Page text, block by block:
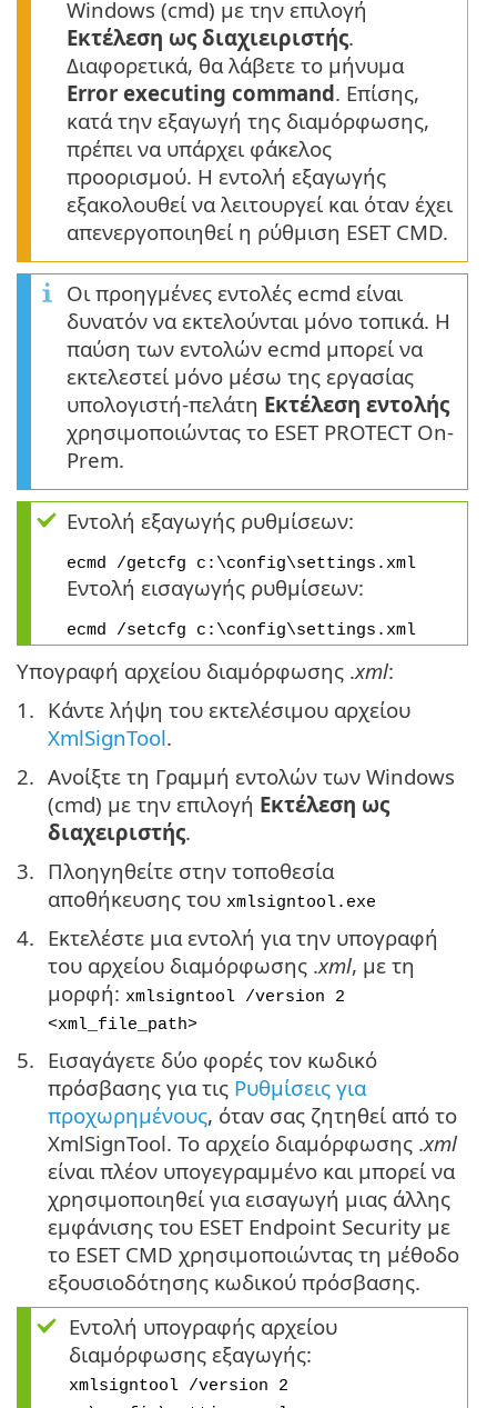
Windows (cmd) με την επιλογή
Εκτέλεση ως διαχιειριστής.
Διαφορετικά, θα λάβετε το μήνυμα
Error executing command. Επίσης,
κατά την εξαγωγή της διαμόρφωσης,
πρέπει να υπάρχει φάκελος
προορισμού. Η εντολή εξαγωγής
εξακολουθεί να λειτουργεί και όταν έχει
απενεργοποιηθεί η ρύθμιση ESET CMD.
Οι προηγμένες εντολές ecmd είναι
δυνατόν να εκτελούνται μόνο τοπικά. Η
παύση των εντολών ecmd μπορεί να
εκτελεστεί μόνο μέσω της εργασίας
υπολογιστή-πελάτη Εκτέλεση εντολής
χρησιμοποιώντας το ESET PROTECT On-
Prem.
Εντολή εξαγωγής ρυθμίσεων:
ecmd /getcfg c:\config\settings.xml
Εντολή εισαγωγής ρυθμίσεων:
ecmd /setcfg c:\config\settings.xml
Υπογραφή αρχείου διαμόρφωσης .xml:
Κάντε λήψη του εκτελέσιμου αρχείου
XmlSignTool.
Ανοίξτε τη Γραμμή εντολών των Windows
(cmd) με την επιλογή Εκτέλεση ως
διαχειριστής.
Πλοηγηθείτε στην τοποθεσία
αποθήκευσης του xmlsigntool.exe
Εκτελέστε μια εντολή για την υπογραφή
του αρχείου διαμόρφωσης .xml, με τη
μορφή: xmlsigntool /version 2
<xml_file_path>
Εισαγάγετε δύο φορές τον κωδικό
πρόσβασης για τις Ρυθμίσεις για
προχωρημένους, όταν σας ζητηθεί από το
XmlSignTool. Το αρχείο διαμόρφωσης .xml
είναι πλέον υπογεγραμμένο και μπορεί να
χρησιμοποιηθεί για εισαγωγή μιας άλλης
εμφάνισης του ESET Endpoint Security με
το ESET CMD χρησιμοποιώντας τη μέθοδο
εξουσιοδότησης κωδικού πρόσβασης.
Εντολή υπογραφής αρχείου
διαμόρφωσης εξαγωγής:
xmlsigntool /version 2